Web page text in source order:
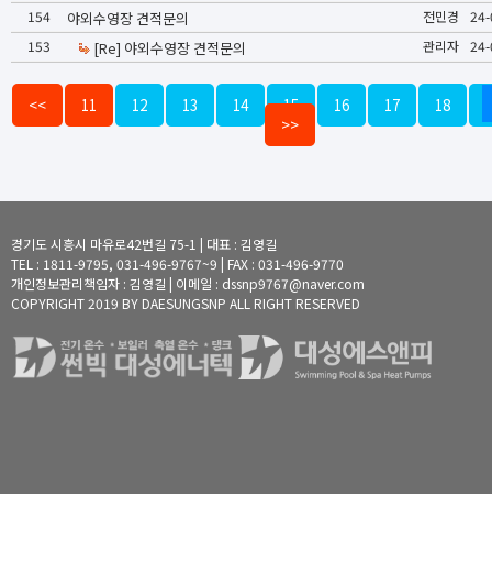
154
야외수영장 견적문의 전민경
153
[Re] 야외수영장 견적문의 관리자
<< 11 12 13 14 15 16 17 18
>>
경기도 시흥시 마유로42번길 75-1 | 대표 : 김영길
TEL : 1811-9795, 031-496-9767~9 | FAX : 031-496-9770
개인정보관리책임자 : 김영길 | 이메일 : dssnp9767@naver.com
COPYRIGHT 2019 BY DAESUNGSNP ALL RIGHT RESERVED